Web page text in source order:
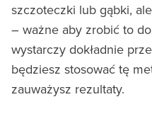
szczoteczki lub gąbki,
– ważne aby zrobić to
wystarczy dokładnie
będziesz stosować tę
zauważysz rezultaty.